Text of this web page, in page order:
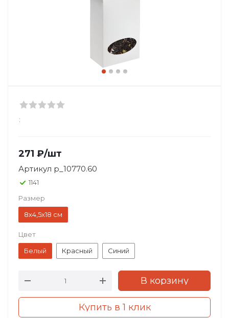
:
271 ₽/шт
Артикул p_10770.60
1141
Размер
8х4,5х18 см
Цвет
Белый
Красный Синий
В корзину
Купить в 1 клик